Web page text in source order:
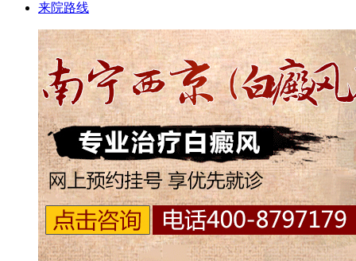
来院路线